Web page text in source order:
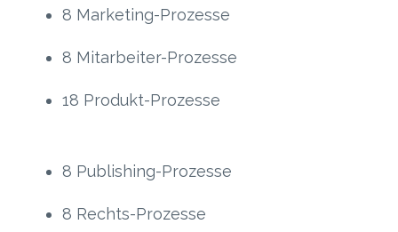
8 Marketing-Prozesse
8 Mitarbeiter-Prozesse
18 Produkt-Prozesse
8 Publishing-Prozesse
8 Rechts-Prozesse